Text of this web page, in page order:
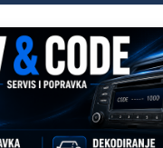
jul 2026. ] Da li i obraz ima
jul 2026. ] Mile će da ti
jul 2026. ] Krediti i dugovi
jul 2026. ] Politički potres u